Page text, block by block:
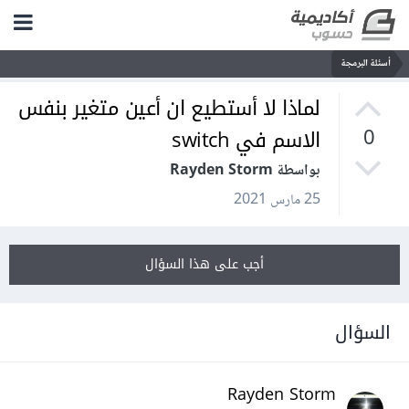
أسئلة البرمجة
0
لماذا لا أستطيع ان أعين متغير بنفس
الاسم في switch
بواسطة Rayden Storm
25 مارس 2021
أجب على هذا السؤال
السؤال
Rayden Storm